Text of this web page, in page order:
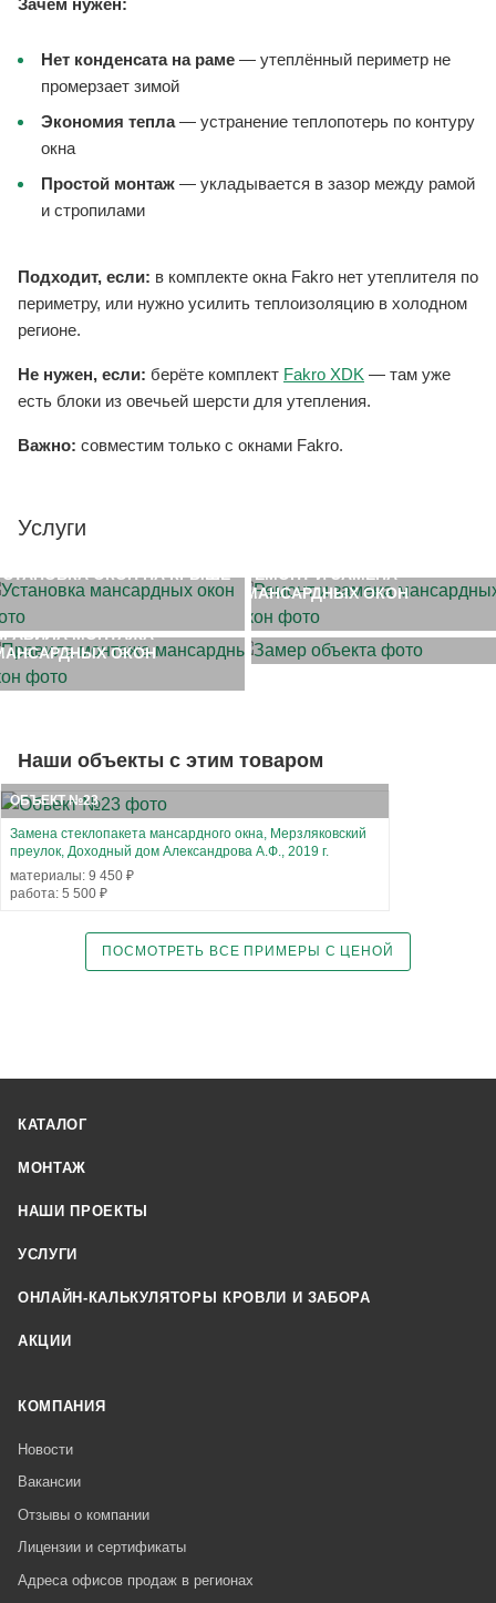
Нет конденсата на раме — утеплённый периметр не
промерзает зимой
Экономия тепла— устранение теплопотерь по контуру
окна
Простой монтаж — укладывается в зазор между рамой
и стропилами
Подходит, если: в комплекте окна Fakro нет утеплителя по
периметру, или нужно усилить теплоизоляцию в холодном
регионе.
Не нужен, если: берёте комплект Fakro XDK — там уже
есть блоки из овечьей шерсти для утепления.
Важно: совместим только с окнами Fakro.
Услуги
ОКОН НА КРЫШЕ
РЕМОНТ И ЗАМЕНА
МАНСАРДНЫХ ОКОН
МОНТАЖА
ОКОН
ЗАМЕР ОБЪЕКТА
Наши объекты с этим товаром
ОБЪЕКТ №23
Замена стеклопакета мансардного окна, Мерзляковский
преулок, Доходный дом Александрова А.Ф., 2019 г.
материалы: 9 450 ₽
работа: 5 500 ₽
ПОСМОТРЕТЬ ВСЕ ПРИМЕРЫ С ЦЕНОЙ
КАТАЛОГ
МОНТАЖ
НАШИ ПРОЕКТЫ
УСЛУГИ
ОНЛАЙН-КАЛЬКУЛЯТОРЫ КРОВЛИ И ЗАБОРА
АКЦИИ
КОМПАНИЯ
Новости
Вакансии
Отзывы о компании
Лицензии и сертификаты
Адреса офисов продаж в регионах